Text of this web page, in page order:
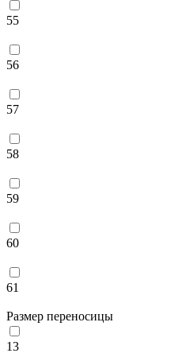
55
56
57
58
59
60
61
Размер переносицы
13